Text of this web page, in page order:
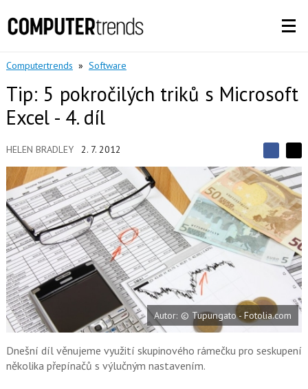
Computertrends » Software
Tip: 5 pokročilých triků s Microsoft
Excel - 4. díl
HELEN BRADLEY 2. 7. 2012
S
d
í
l
e
t
S
d
í
l
e
j
t
e
n
F
b
o
o
u
d
l
e
j
t
n
a
s
í
t
X
Autor: © Tupungato - Fotolia.com
Dnešní díl věnujeme využití skupinového rámečku pro seskupení
několika přepínačů s výlučným nastavením.